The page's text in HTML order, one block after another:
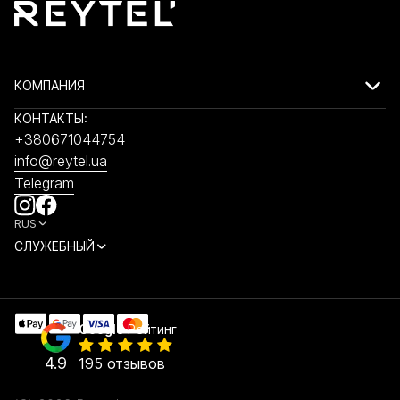
ФИЛЬТРЫ
только усиливается. Также можно найти стильные
мужские серебряные кольца с чернением. С
«возраста».
Лояльная стоимость
металл считается бюджетным и стоит
недорого. При этом он довольно качественный и
подходит для длительного ношения. Правда это при
соблюдении правил пользования.
Универсальность.
мужское серебряное кольцо в Киеве, которое
кода, то стоит заказать более лаконичные. При
желании можно найти и более экстравагантные для
особенных случаев.
Приобретенные украшения точно найдут место в
КОМПАНИЯ
КОНТАКТЫ:
+380671044754
info@reytel.ua
Telegram
RUS
СЛУЖЕБНЫЙ
4.9
GoogleРейтинг
195 отзывов